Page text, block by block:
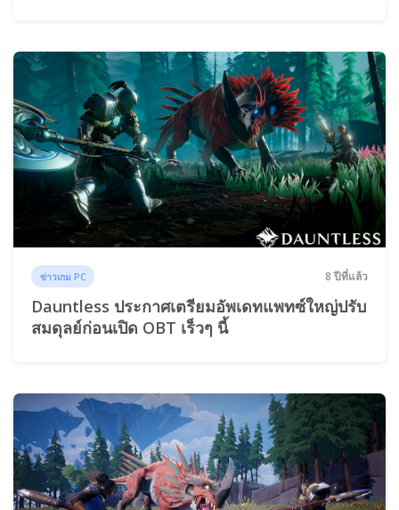
ข่าวเกม PC 8 ปีที่แล้ว
Dauntless ประกาศเตรียมอัพเดทแพทซ์ใหญ่ปรับ
สมดุลย์ก่อนเปิด OBT เร็วๆ นี้